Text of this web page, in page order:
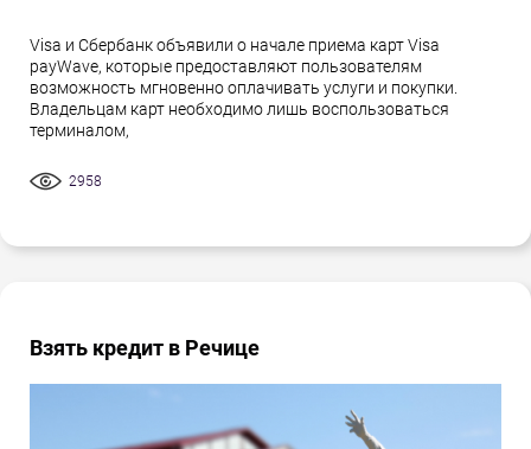
Visa и Сбербанк объявили о начале приема карт Visa
payWave, которые предоставляют пользователям
возможность мгновенно оплачивать услуги и покупки.
Владельцам карт необходимо лишь воспользоваться
терминалом,
2958
Взять кредит в Речице